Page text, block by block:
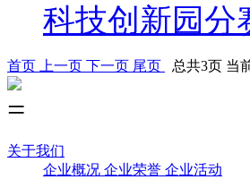
科技创新园
首页 上一页 下一页 尾页 总共3页 当
关于我们
企业概况 企业荣誉 企业活动